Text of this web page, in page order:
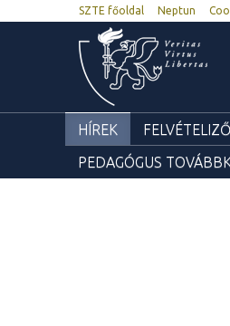
SZTE főoldal Neptun
HÍREK
PEDAGÓGUS